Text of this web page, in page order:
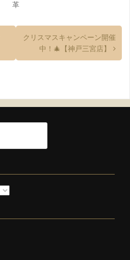
革
クリスマスキャンペーン開催
中！🎄【神戸三宮店】